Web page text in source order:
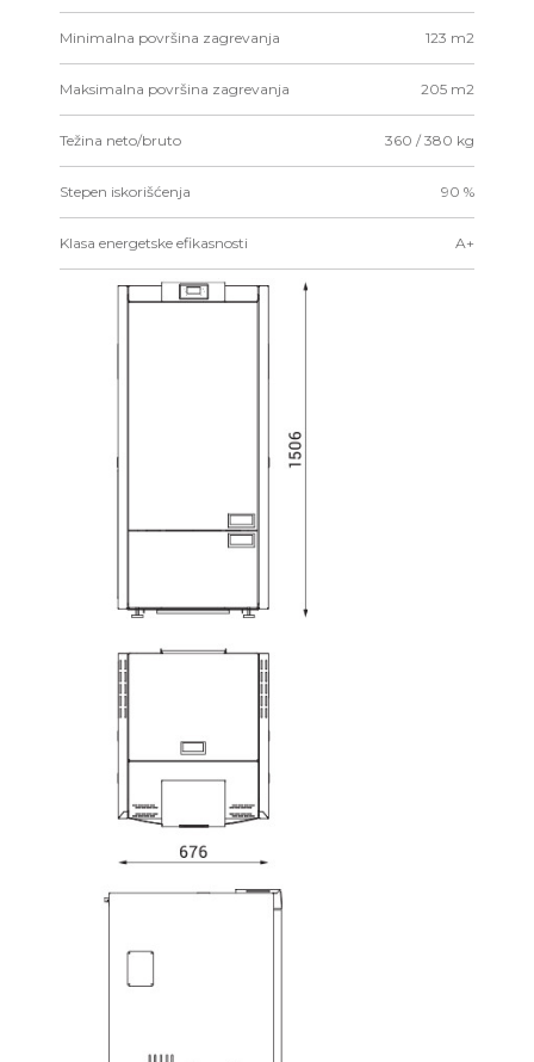
Minimalna površina zagrevanja 123 m2
Maksimalna površina zagrevanja 205 m2
Težina neto/bruto 360 / 380 kg
Stepen iskorišćenja 90 %
Klasa energetske efikasnosti A+